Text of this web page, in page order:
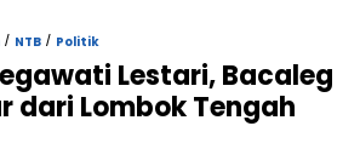
/ NTB / Politik
Lestari, Bacaleg
dari Lombok Tengah